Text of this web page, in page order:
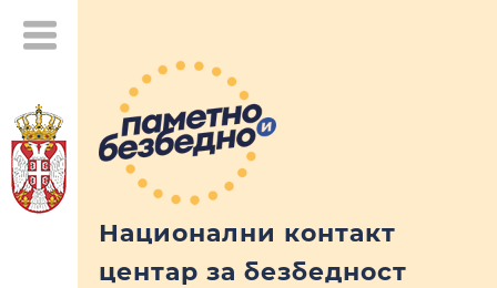
Национални контакт
центар за безбедност